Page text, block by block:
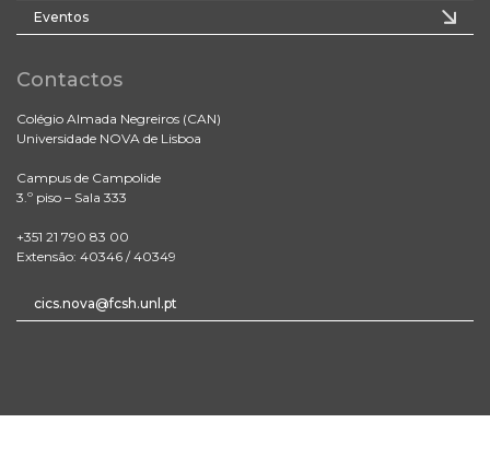
Eventos
Contactos
Colégio Almada Negreiros (CAN)
Universidade NOVA de Lisboa
Campus de Campolide
3.º piso – Sala 333
+351 21 790 83 00
Extensão: 40346 / 40349
cics.nova@fcsh.unl.pt